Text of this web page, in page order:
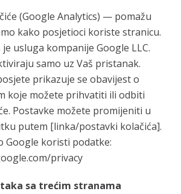
(Google Analytics) — pomažu
kako posjetioci koriste stranicu.
usluga kompanije Google LLC.
samo uz Vaš pristanak.
prikazuje se obavijest o
koje možete prihvatiti ili odbiti
Postavke možete promijeniti u
putem [linka/postavki kolačića].
Google koristi podatke:
privacy
sa trećim stranama